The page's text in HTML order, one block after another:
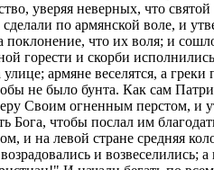
уверяя неверных, что святой
по армянской воле, и
что их воля; и
горести и скорби
армяне веселятся, а греки
не было бунта. Как сам
Своим огненным перстом,
Бога, чтобы послал им
и на левой стране средняя
и возвеселились;